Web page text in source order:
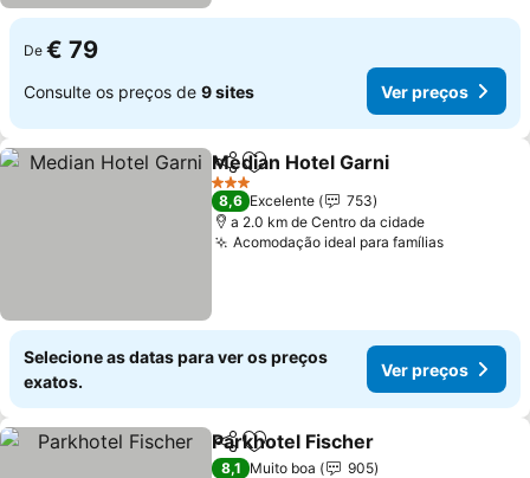
De € 79
Consulte os preços de 9 sites Ver preços
PartilharAdicionar aos favoritos
Median Hotel Garni
3 Estrelas
8,6 Excelente
753
a 2.0 km de Centro da cidade
Acomodação ideal para famílias
Selecione as datas para ver os preços
exatos.
Ver preços
PartilharAdicionar aos favoritos
Parkhotel Fischer
8,1 Muito boa 905